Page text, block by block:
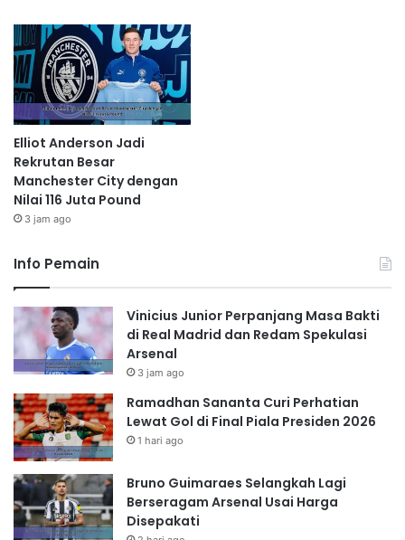
Elliot Anderson Jadi
Rekrutan Besar
Manchester City dengan
Nilai 116 Juta Pound
3 jam ago
Info Pemain
Vinicius Junior Perpanjang Masa Bakti
di Real Madrid dan Redam Spekulasi
Arsenal
3 jam ago
Ramadhan Sananta Curi Perhatian
Lewat Gol di Final Piala Presiden 2026
1 hari ago
Bruno Guimaraes Selangkah Lagi
Berseragam Arsenal Usai Harga
Disepakati